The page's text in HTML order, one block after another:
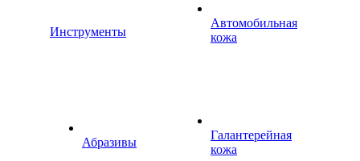
Инструменты
Абразивы
Автомобильная
кожа
Галантерейная
кожа